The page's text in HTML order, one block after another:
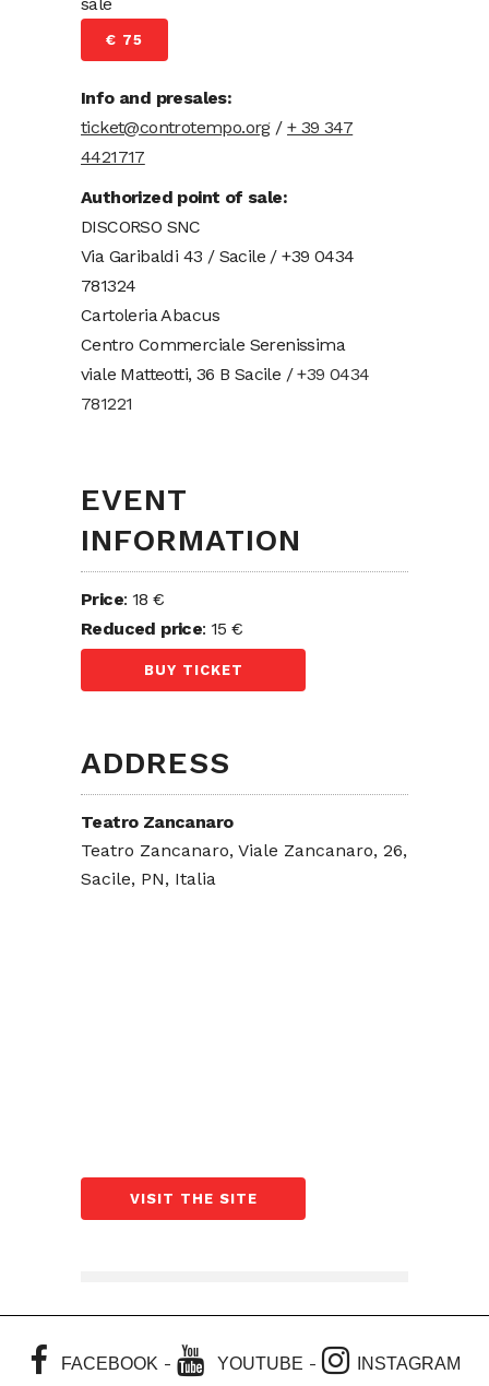
€ 75
Info and presales:
ticket@controtempo.org/+ 39 347
4421717
Authorized point of sale:
DISCORSO SNC
Via Garibaldi 43 / Sacile / +39 0434
781324
Cartoleria Abacus
Centro Commerciale Serenissima
viale Matteotti, 36 B Sacile /+39 0434
781221
EVENT
INFORMATION
Price: 18 €
Reduced price: 15 €
BUY TICKET
ADDRESS
Teatro Zancanaro
Teatro Zancanaro, Viale Zancanaro, 26,
Sacile, PN, Italia
VISIT THE SITE
FACEBOOK - YOUTUBE - INSTAGRAM